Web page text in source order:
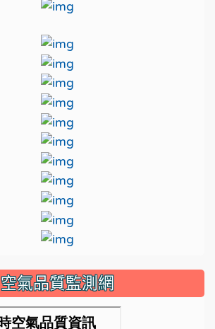
link to http://
link to http://
link to https://
link to http://
link to http://
link to http://
link to https://
link to https://
link to https://
link to https://
link to https://
link to https://
link to http://
link to http://
link to https://
空氣品質監測網